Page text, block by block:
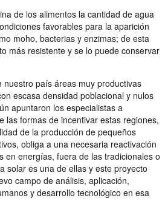
de los alimentos la cantidad de agua
favorables para la aparición
moho, bacterias y enzimas; de esta
más resistente y se lo puede conservar
nuestro país áreas muy productivas
escasa densidad poblacional y nulos
apuntaron los especialistas a
las formas de incentivar estas regiones,
de la producción de pequeños
obliga a una necesaria reactivación
en energías, fuera de las tradicionales o
solar es una de ellas y este proyecto
campo de análisis, aplicación,
y desarrollo tecnológico en esa